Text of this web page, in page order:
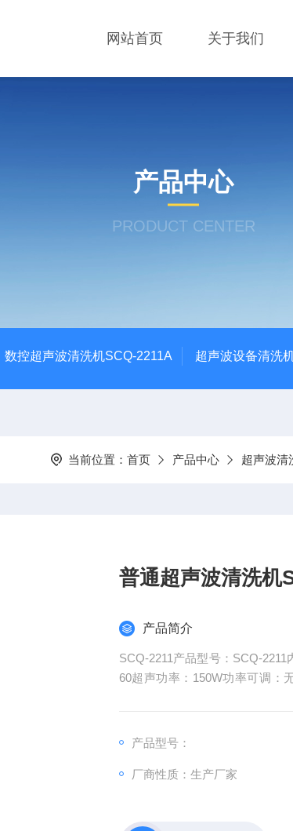
网站首页 关于我们
产品中心
PRODUCT CENTER
数控超声波清洗机SCQ-2211A 超声波设备清洗
当前位置： 首页 产品中心 超声波清
普通超声波清洗机
产品简介
SCQ-2211产品型号：SCQ-2211
60超声功率：150W功率可调
产品型号：
厂商性质：生产厂家